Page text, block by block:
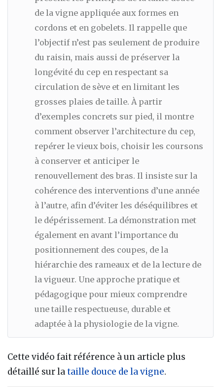
de la vigne appliquée aux formes en
cordons et en gobelets. Il rappelle que
l’objectif n’est pas seulement de produire
du raisin, mais aussi de préserver la
longévité du cep en respectant sa
circulation de sève et en limitant les
grosses plaies de taille. À partir
d’exemples concrets sur pied, il montre
comment observer l’architecture du cep,
repérer le vieux bois, choisir les coursons
à conserver et anticiper le
renouvellement des bras. Il insiste sur la
cohérence des interventions d’une année
à l’autre, afin d’éviter les déséquilibres et
le dépérissement. La démonstration met
également en avant l’importance du
positionnement des coupes, de la
hiérarchie des rameaux et de la lecture de
la vigueur. Une approche pratique et
pédagogique pour mieux comprendre
une taille respectueuse, durable et
adaptée à la physiologie de la vigne.
Cette vidéo fait référence à un article plus
détaillé sur lataille douce de la vigne.